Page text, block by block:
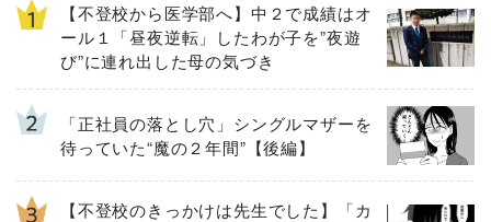
【不登校から医学部へ】中２で成績はオ
ール１「昼夜逆転」したわが子を”夜遊
び”に連れ出した母の気づき
「正社員の落とし穴」シングルマザーを
待っていた“魔の２年間”【後編】
【不登校のきっかけは先生でした】「カ